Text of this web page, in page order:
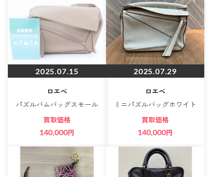
2025.07.15
ロエベ
パズルバムバッグスモール
買取価格
140,000円
2025.07.29
ロエベ
ミニパズルバッグホワイト
買取価格
140,000円